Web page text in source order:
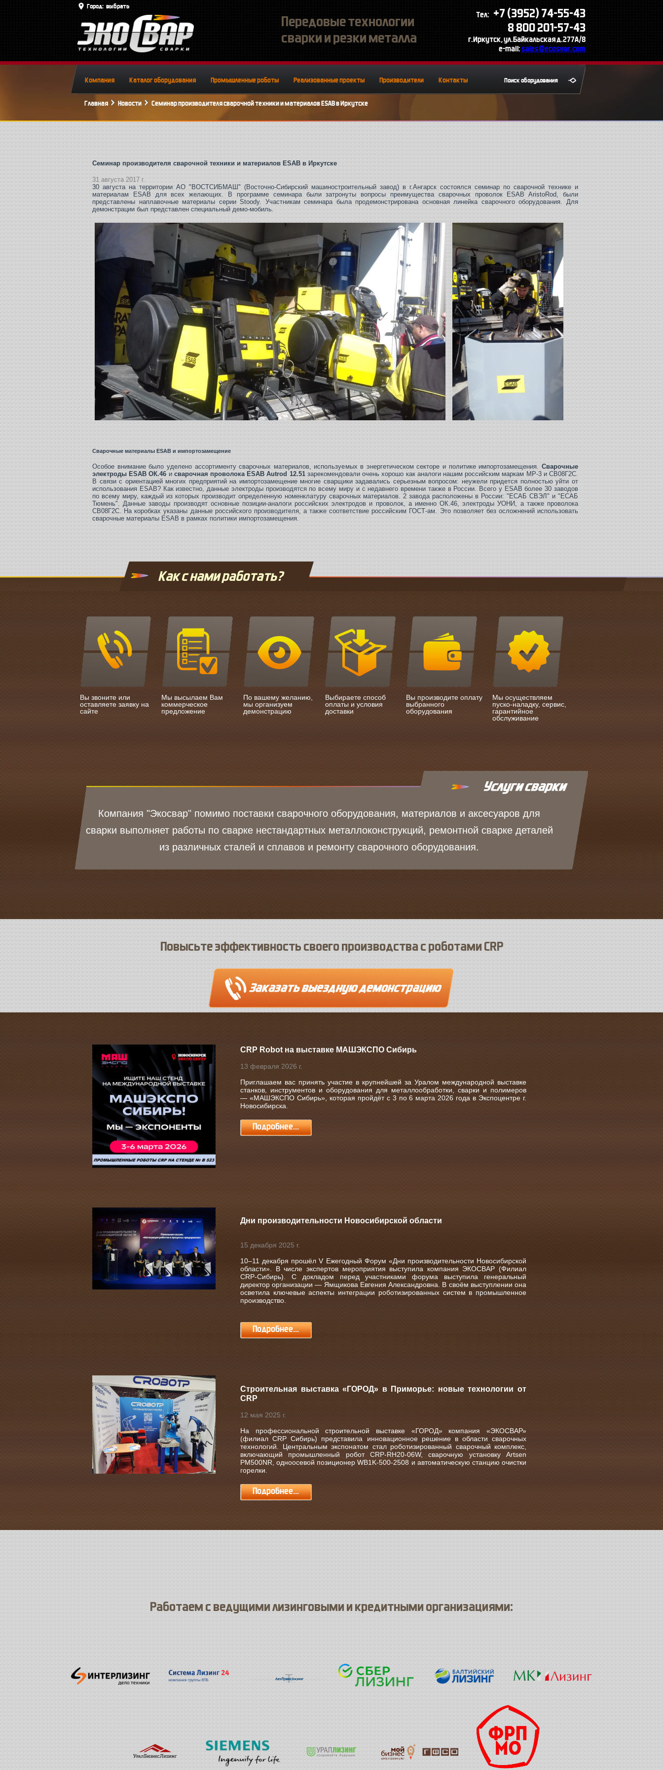
Город: выбрать
Передовые технологии
сварки и резки металла
Тел: +7 (3952) 74-55-43
8 800 201-57-43
г.Иркутск, ул.Байкальская д.277А/8
e-mail:sales@ecosvar.com
Компания Каталог оборудования Промышленные роботы Реализованные проекты Производители Контакты
Главная Новости Семинар производителя сварочной техники и материалов ESAB в Иркутске
Семинар производителя сварочной техники и материалов ESAB в Иркутске
31 августа 2017 г.
30 августа на территории АО "ВОСТСИБМАШ" (Восточно-Сибирский машиностроительный завод) в г.Ангарск состоялся семинар по сварочной технике и
материалам ESAB для всех желающих. В программе семинара были затронуты вопросы преимущества сварочных проволок ESAB AristoRod, были
представлены наплавочные материалы серии Stoody. Участникам семинара была продемонстрирована основная линейка сварочного оборудования. Для
демонстрации был представлен специальный демо-мобиль.
Сварочные материалы ESAB и импортозамещение
Особое внимание было уделено ассортименту сварочных материалов, используемых в энергетическом секторе и политике импортозамещения. Сварочные
электроды ESAB ОК.46 исварочная проволока ESAB Autrod 12.51зарекомендовали очень хорошо как аналоги нашим российским маркам МР-3 и СВ08Г2С.
В связи с ориентацией многих предприятий на импортозамещение многие сварщики задавались серьезным вопросом: неужели придется полностью уйти от
использования ESAB? Как известно, данные электроды производятся по всему миру и с недавнего времени также в России. Всего у ESAB более 30 заводов
по всему миру, каждый из которых производит определенную номенклатуру сварочных материалов. 2 завода расположены в России: "ЕСАБ СВЭЛ" и "ЕСАБ
Тюмень". Данные заводы производят основные позиции-аналоги российских электродов и проволок, а именно ОК.46, электроды УОНИ, а также проволока
СВ08Г2С. На коробках указаны данные российского производителя, а также соответствие российским ГОСТ-ам. Это позволяет без осложнений использовать
сварочные материалы ESAB в рамках политики импортозамещения.
Как с нами работать?
Вы звоните или
оставляете заявку на
сайте
Мы высылаем Вам
коммерческое
предложение
По вашему желанию,
мы организуем
демонстрацию
Выбираете способ
оплаты и условия
доставки
Вы производите оплату
выбранного
оборудования
Мы осуществляем
пуско-наладку, сервис,
гарантийное
обслуживание
Компания "Экосвар" помимо поставки сварочного оборудования, материалов и аксесуаров для
сварки выполняет работы по сварке нестандартных металлоконструкций, ремонтной сварке деталей
из различных сталей и сплавов и ремонту сварочного оборудования.
Повысьте эффективность своего производства с роботами CRP
CRP Robot на выставке МАШЭКСПО Сибирь
13 февраля 2026 г.
Приглашаем вас принять участие в крупнейшей за Уралом международной выставке
станков, инструментов и оборудования для металлообработки, сварки и полимеров
—«МАШЭКСПО Сибирь», которая пройдёт с3 по 6 марта 2026 годавЭкспоцентре г.
Новосибирска.
Подробнее...
Дни производительности Новосибирской области
15 декабря 2025 г.
10–11 декабря прошёл V Ежегодный Форум «Дни производительности Новосибирской
области».В числе экспертов мероприятия выступила компания ЭКОСВАР (Филиал
CRP‑Сибирь). С докладом перед участниками форума выступила генеральный
директор организации — Ямщикова Евгения Александровна. В своём выступлении она
осветила ключевые аспекты интеграции роботизированных систем в промышленное
производство.
Подробнее...
Строительная выставка «ГОРОД» в Приморье: новые технологии от
CRP
12 мая 2025 г.
На профессиональной строительной выставке «ГОРОД» компания «ЭКОСВАР»
(филиал CRP Сибирь) представила инновационное решение в области сварочных
технологий. Центральным экспонатом стал роботизированный сварочный комплекс,
включающий промышленный робот CRP-RH20-06W, сварочную установку Artsen
PM500NR, одноосевой позиционер WB1K-500-2508 и автоматическую станцию очистки
горелки.
Подробнее...
Работаем с ведущими лизинговыми и кредитными организациями: